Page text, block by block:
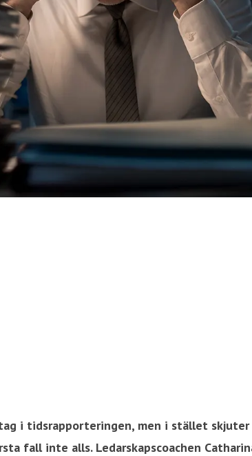
i tidsrapporteringen, men i stället
fall inte alls. Ledarskapscoachen